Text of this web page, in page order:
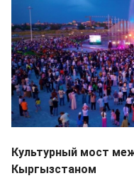
Культурный мост
Кыргызстаном